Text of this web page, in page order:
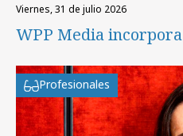
viernes, 31 de julio 2026
WPP Media
Profesionales